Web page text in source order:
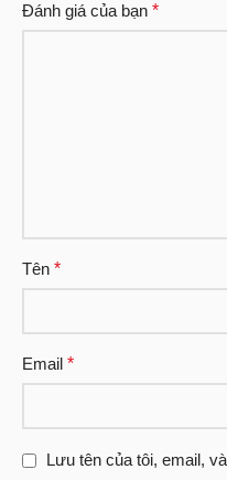
Đánh giá của bạn *
Tên *
Email *
Lưu tên của tôi, email,